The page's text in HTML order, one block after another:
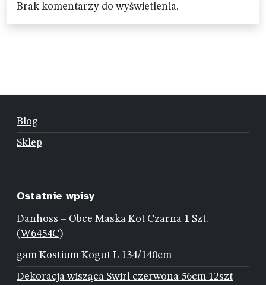
Brak komentarzy do wyświetlenia.
Blog
Sklep
Ostatnie wpisy
Danhoss – Obce Maska Kot Czarna 1 Szt.
(W6454C)
gam Kostium Kogut L 134/140cm
Dekoracja wisząca Swirl czerwona 56cm 12szt